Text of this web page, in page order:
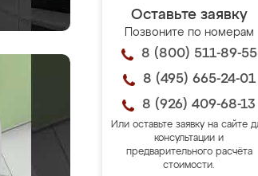
Оставьте заявку
Позвоните по номерам
8 (800) 511-89-55
8 (495) 665-24-01
8 (926) 409-68-13
Или оставьте заявку на сайте
консультации и
предварительного расчёта
стоимости.